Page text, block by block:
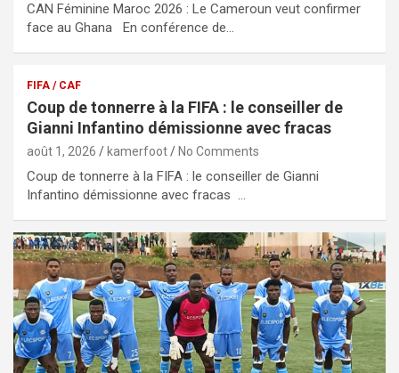
CAN Féminine Maroc 2026 : Le Cameroun veut confirmer
face au Ghana En conférence de…
FIFA / CAF
Coup de tonnerre à la FIFA : le conseiller de
Gianni Infantino démissionne avec fracas
août 1, 2026 kamerfoot No Comments
Coup de tonnerre à la FIFA : le conseiller de Gianni
Infantino démissionne avec fracas …